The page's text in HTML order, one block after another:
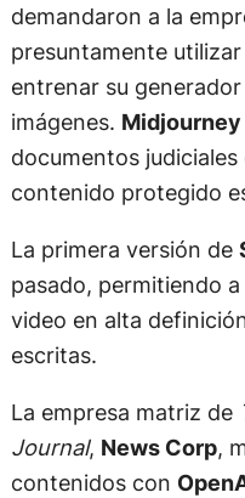
demandaron a la
presuntamente
entrenar su
imágenes. Midjourney
documentos
contenido protegido
La primera versión de
pasado, permitiendo
video en alta
escritas.
La empresa matriz de
Journal, News Corp,
contenidos con